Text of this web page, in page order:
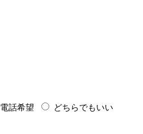
電話希望 どちらでもいい